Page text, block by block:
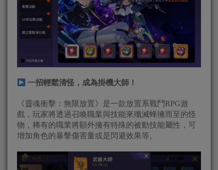
一招輕鬆清怪，成為掛機大師！
《靈魂衝擊：無限放置》是一款放置系戰鬥RPG遊
戲，玩家將透過召喚職業與技能來殲滅蜂擁而至的怪
物，稀有的職業將額外擁有特殊的被動技能屬性，可
增加角色的暴擊傷害量或是閃避效果等。